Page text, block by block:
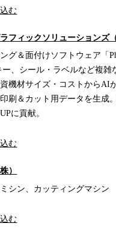
む
フィックソリューションズ（
グ＆面付けソフトウェア「
ー、シール・ラベルなど複雑
機材サイズ・コストからAI
刷＆カット用データを生成
に貢献。
む
）
シン、カッティングマシン
む